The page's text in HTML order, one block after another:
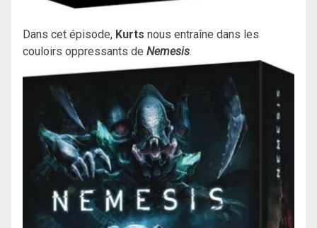
Dans cet épisode, Kurts nous entraîne dans les
couloirs oppressants de Nemesis.